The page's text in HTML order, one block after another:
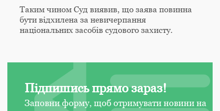
Таким чином Суд виявив, що заява повинна
бути відхилена за невичерпання
національних засобів судового захисту.
Підпишись прямо зараз!
Заповни форму, щоб отримувати новини на